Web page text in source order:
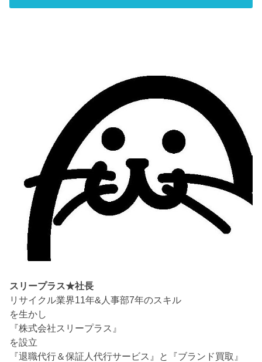
スリープラス★社長
リサイクル業界11年&人事部7年のスキル
を生かし
『株式会社スリープラス』
を設立
『退職代行＆保証人代行サービス』と『ブランド買取』